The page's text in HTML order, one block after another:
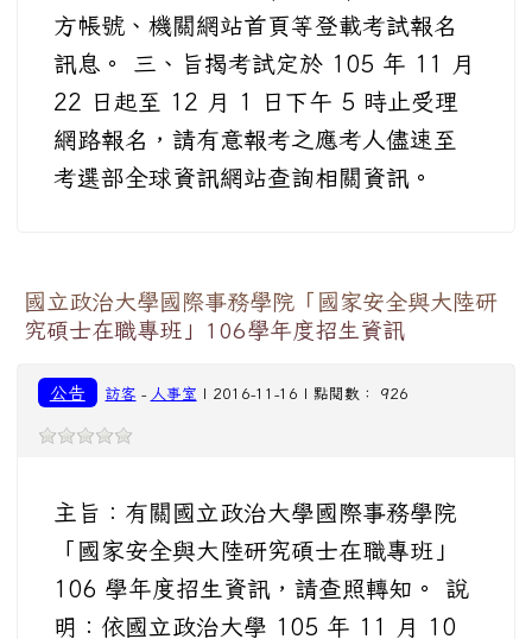
方帳號、機關網站首頁等登載考試報名
訊息。 三、旨揭考試定於 105 年 11 月
22 日起至 12 月 1 日下午 5 時止受理
網路報名，請有意報考之應考人儘速至
考選部全球資訊網站查詢相關資訊。
國立政治大學國際事務學院「國家安全與大陸研
究碩士在職專班」106學年度招生資訊
公告 訪客 - 人事室 | 2016-11-16 | 點閱數： 926
主旨：有關國立政治大學國際事務學院
「國家安全與大陸研究碩士在職專班」
106 學年度招生資訊，請查照轉知。 說
明：依國立政治大學 105 年 11 月 10